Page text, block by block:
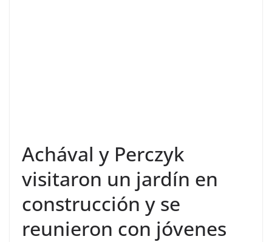
Achával y Perczyk
visitaron un jardín en
construcción y se
reunieron con jóvenes